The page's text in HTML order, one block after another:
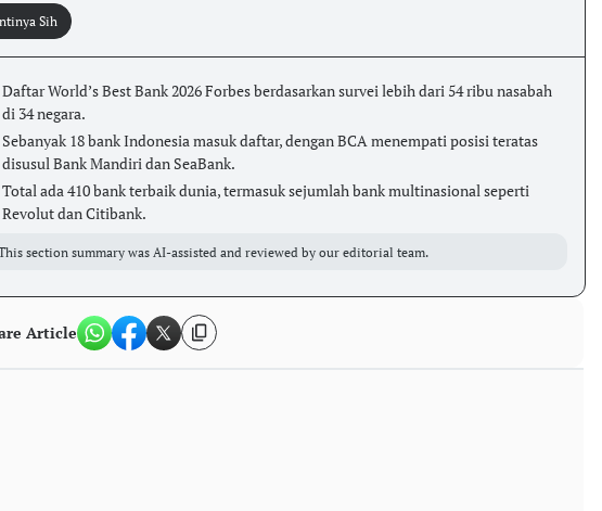
Sih
Daftar World’s Best Bank 2026 Forbes berdasarkan survei lebih dari 54 ribu nasabah
di 34 negara.
Sebanyak 18 bank Indonesia masuk daftar, dengan BCA menempati posisi teratas
disusul Bank Mandiri dan SeaBank.
Total ada 410 bank terbaik dunia, termasuk sejumlah bank multinasional seperti
Revolut dan Citibank.
section summary was AI-assisted and reviewed by our editorial team.
Article